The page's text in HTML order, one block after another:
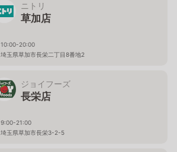
ニトリ
草加店
10:00-20:00
埼玉県草加市長栄二丁目8番地2
ジョイフーズ
長栄店
9:00-21:00
埼玉県草加市長栄3-2-5